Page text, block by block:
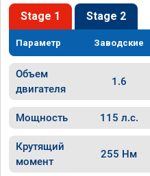
Stage 1 Stage 2
Параметр Заводские
Объем
двигателя
1.6
Мощность 115 л.с.
Крутящий
момент
255 Нм